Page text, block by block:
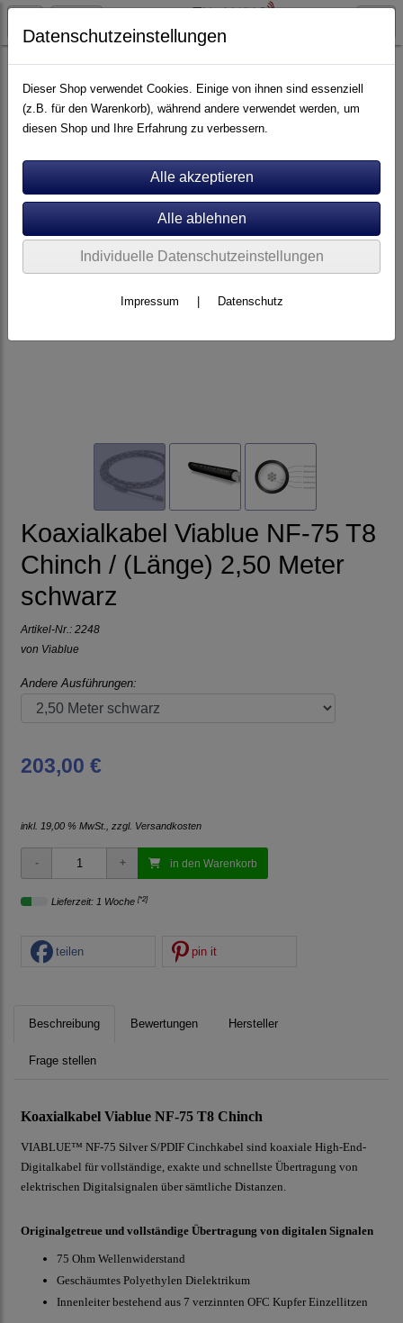
Kabel Digital Koax
Koaxialkabel Viablue NF-75 T8
Chinch / (Länge) 2,50 Meter
schwarz
Artikel-Nr.: 2248
von Viablue
Andere Ausführungen:
203,00 €
inkl. 19,00 % MwSt., zzgl. Versandkosten
in den Warenkorb
Lieferzeit: 1 Woche [*2]
teilen pin it
Beschreibung Bewertungen Hersteller
Frage stellen
Koaxialkabel Viablue NF-75 T8 Chinch
VIABLUE™ NF-75 Silver S/PDIF Cinchkabel sind koaxiale High-End-
Digitalkabel für vollständige, exakte und schnellste Übertragung von
elektrischen Digitalsignalen über sämtliche Distanzen.
Originalgetreue und vollständige Übertragung von digitalen Signalen
75 Ohm Wellenwiderstand
Geschäumtes Polyethylen Dielektrikum
Innenleiter bestehend aus 7 verzinnten OFC Kupfer Einzellitzen
Datenschutzeinstellungen
Dieser Shop verwendet Cookies. Einige von ihnen sind essenziell
(z.B. für den Warenkorb), während andere verwendet werden, um
diesen Shop und Ihre Erfahrung zu verbessern.
Individuelle Datenschutzeinstellungen
Impressum Datenschutz